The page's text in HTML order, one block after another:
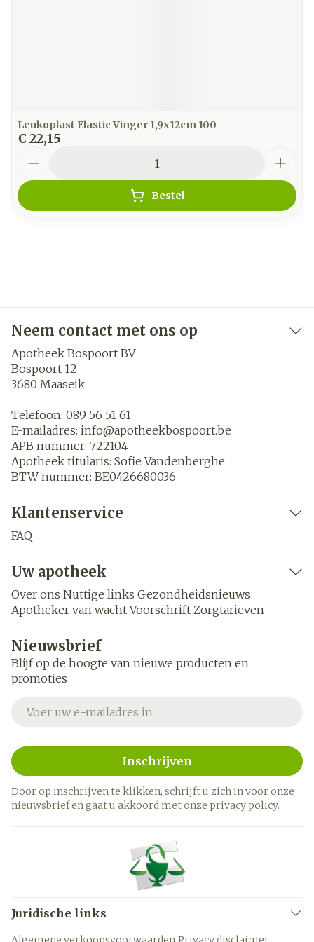
Leukoplast Elastic Vinger 1,9x12cm 100
€ 22,15
Bestel
Neem contact met ons op
Apotheek Bospoort BV
Bospoort 12
3680 Maaseik
Telefoon: 089 56 51 61
E-mailadres: info@apotheekbospoort.be
APB nummer: 722104
Apotheek titularis: Sofie Vandenberghe
BTW nummer: BE0426680036
Klantenservice
FAQ
Uw apotheek
Over ons Nuttige links Gezondheidsnieuws
Apotheker van wacht Voorschrift Zorgtarieven
Nieuwsbrief
Blijf op de hoogte van nieuwe producten en
promoties
Inschrijven
Door op inschrijven te klikken, schrijft u zich in voor onze
nieuwsbrief en gaat u akkoord met onze privacy policy.
Juridische links